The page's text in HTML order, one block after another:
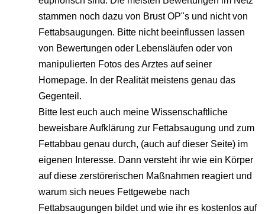
stammen noch dazu von Brust OP"s und nicht von
Fettabsaugungen. Bitte nicht beeinflussen lassen
von Bewertungen oder Lebensläufen oder von
manipulierten Fotos des Arztes auf seiner
Homepage. In der Realität meistens genau das
Gegenteil.
Bitte lest euch auch meine Wissenschaftliche
beweisbare Aufklärung zur Fettabsaugung und zum
Fettabbau genau durch, (auch auf dieser Seite) im
eigenen Interesse. Dann versteht ihr wie ein Körper
auf diese zerstörerischen Maßnahmen reagiert und
warum sich neues Fettgewebe nach
Fettabsaugungen bildet und wie ihr es kostenlos auf